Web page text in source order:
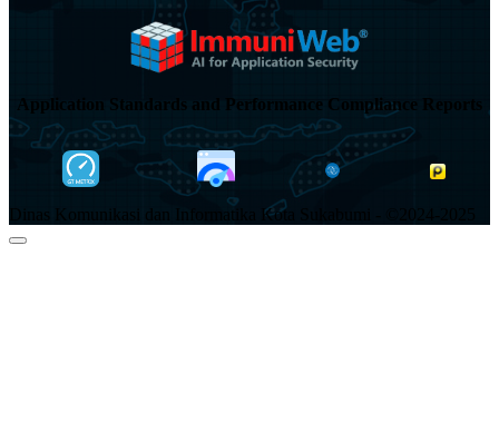
Application Standards and Performance Compliance Reports
Dinas Komunikasi dan Informatika Kota Sukabumi - ©2024-2025